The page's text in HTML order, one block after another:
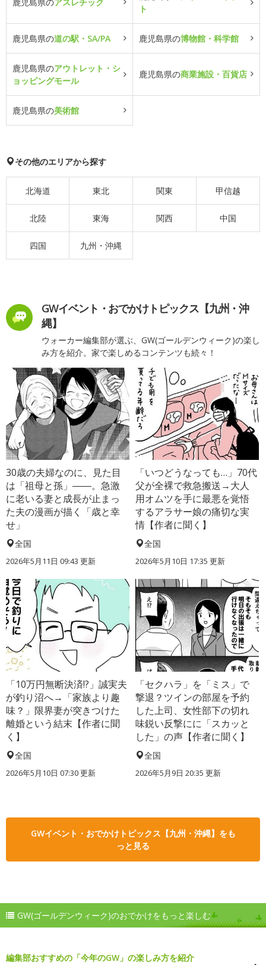
ト
鹿児島県の道の駅・SA/PA 鹿児島県の博物館・科学館
鹿児島県のアウトレット・シ
ョッピングモール
鹿児島県の商業施設・百貨店
鹿児島県の美術館
その他のエリアから探す
北海道 東北 関東 甲信越
北陸 東海 関西 中国
四国 九州・沖縄
GWイベント・おでかけトピックス【九州・沖
縄】
ウォーカー編集部が選ぶ、GW(ゴールデンウィーク)の楽し
み方を紹介。家で楽しめるコンテンツも続々！
30歳の夫婦なのに、見た目
は「祖母と孫」――。急激
に老いる妻と成長が止まっ
た夫の漫画が描く「歳と幸
せ」
全国
2026年5月11日 09:43 更新
「いつどうなっても…」70代
父が全裸で救急搬送→大人
用オムツを手に最悪を覚悟
するアラサー娘の痛切な実
情【作者に聞く】
全国
2026年5月10日 17:35 更新
「10万円無断決済!?」誠実夫
が釣り沼へ→「家族より趣
味？」限界妻が突きつけた
離婚という結末【作者に聞
く】
全国
2026年5月10日 07:30 更新
「セクハラ」を「ミス」で
撃退？ツインの部屋を予約
した上司、女性部下の切れ
味鋭い反撃にに「スカッと
した」の声【作者に聞く】
全国
2026年5月9日 20:35 更新
GWイベント・おでかけトピックス【九州・沖縄】をも
っと見る
GW(ゴールデンウィーク)のおでかけをもっと楽しむ
編集部おすすめの「今年のGW」の楽しみ方を紹介